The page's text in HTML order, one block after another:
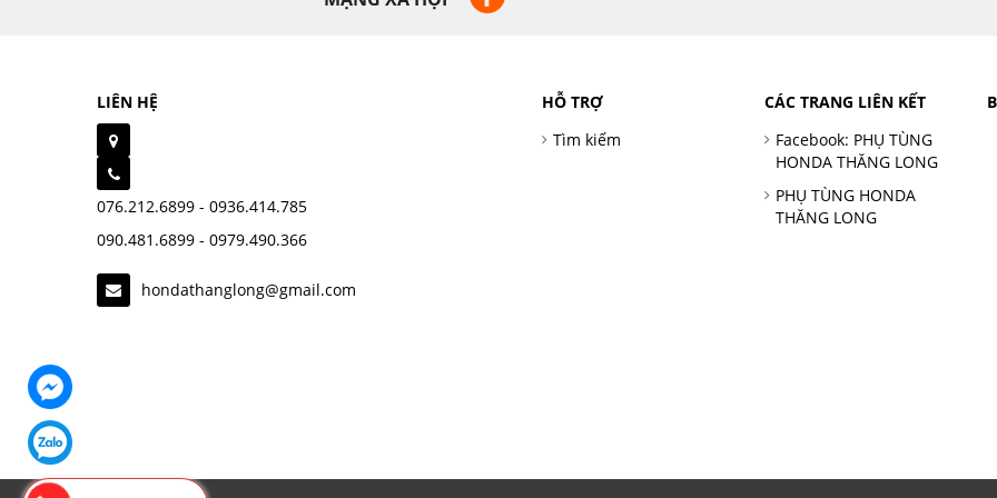
LIÊN HỆ
076.212.6899 - 0936.414.785
090.481.6899 - 0979.490.366
hondathanglong@gmail.com
HỖ TRỢ
Tìm kiếm
CÁC TRANG LIÊN KẾT
Facebook: PHỤ TÙNG
HONDA THĂNG LONG
PHỤ TÙNG HONDA
THĂNG LONG